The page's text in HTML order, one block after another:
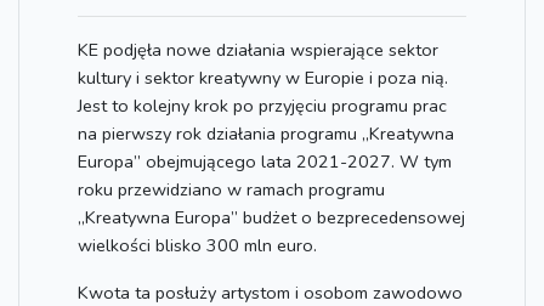
KE podjęła nowe działania wspierające sektor
kultury i sektor kreatywny w Europie i poza nią.
Jest to kolejny krok po przyjęciu programu prac
na pierwszy rok działania programu „Kreatywna
Europa” obejmującego lata 2021-2027. W tym
roku przewidziano w ramach programu
„Kreatywna Europa” budżet o bezprecedensowej
wielkości blisko 300 mln euro.
Kwota ta posłuży artystom i osobom zawodowo